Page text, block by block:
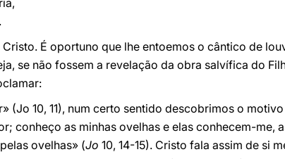
É oportuno que lhe entoemos o cântico de
se não fossem a revelação da obra salvífica do
(Jo 10, 11), num certo sentido descobrimos o
conheço as minhas ovelhas e elas conhecem-me,
ovelhas» (Jo 10, 14-15). Cristo fala assim de si